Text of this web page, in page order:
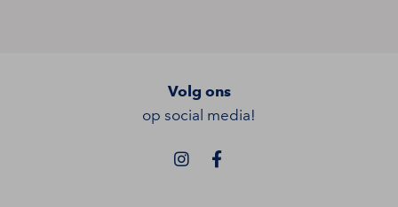
Volg ons
op social media!